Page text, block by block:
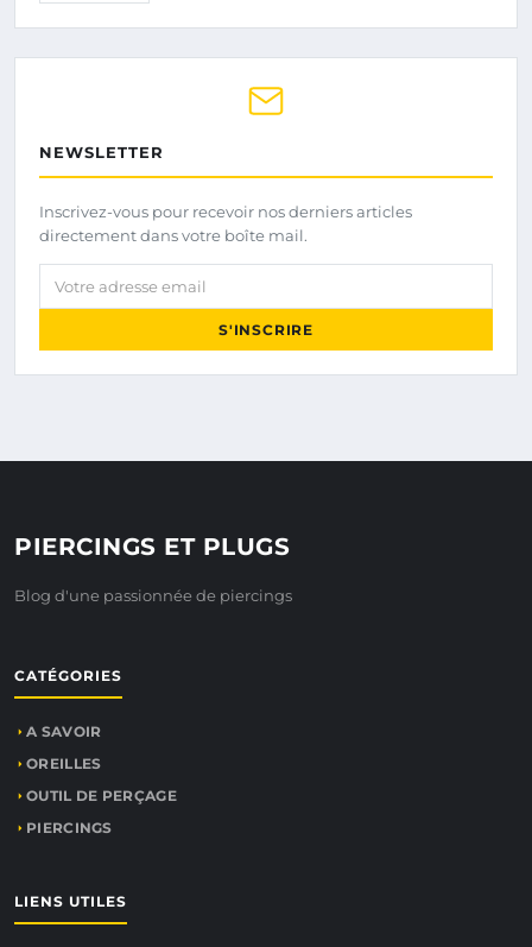
NEWSLETTER
Inscrivez-vous pour recevoir nos derniers articles
directement dans votre boîte mail.
Votre adresse email
S'INSCRIRE
PIERCINGS ET PLUGS
Blog d'une passionnée de piercings
CATÉGORIES
A SAVOIR
OREILLES
OUTIL DE PERÇAGE
PIERCINGS
LIENS UTILES